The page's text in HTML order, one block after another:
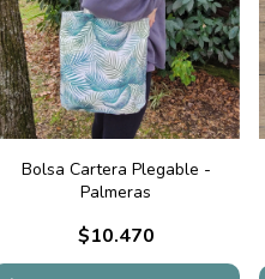
Bolsa Cartera Plegable -
Palmeras
$10.470